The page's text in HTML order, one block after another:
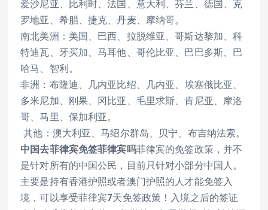
爱沙尼亚、比利时、法国、意大利、芬兰、德国、克
罗地亚、希腊、捷克、丹麦、摩纳哥。
南北美洲：美国、巴西、拉脱维亚、哥斯达黎加、科
特迪瓦、牙买加、马耳他、哥伦比亚、巴巴多斯、巴
哈马、智利。
非洲：布隆迪、几内亚比绍、几内亚、埃塞俄比亚、
多米尼加、刚果、冈比亚、毛里求斯、肯尼亚、摩洛
哥、马里、保加利亚。
其他：澳大利亚、马绍尔群岛、贝宁、布吉纳法索。
中国去菲律宾免签菲律宾吗菲律宾的免签政策，并不
是针对所有的中国公民，目前只针对小部分中国人。
主要是持有香港护照或者澳门护照的人才能免签入
境，可以享受菲律宾7天免签政策！入境之后的签证